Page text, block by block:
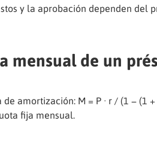
y la aprobación dependen del
mensual de un
amortización: M = P · r / (1 − (1
fija mensual.